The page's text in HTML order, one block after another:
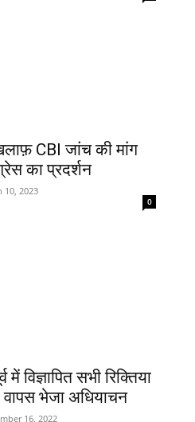
CBI जांच की मांग
का प्रदर्शन
10, 2023
0
में विज्ञापित सभी रिक्तिया
भेजा अधियाचन
16, 2022